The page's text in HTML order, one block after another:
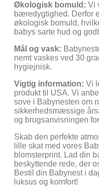
Økologisk bomuld: Vi
bæredygtighed. Derfor
økologisk bomuld,
babys sarte hud og
Mål og vask:
nemt vaskes ved 30
hygiejnisk.
Vigtig information: Vi
produkt til USA. Vi
sove i Babynesten om
sikkerhedsmæssige
og brugsanvisningen
Skab den perfekte
lille skat med vores
blomsterprint. Lad din
beskyttende rede, der
Bestil din Babynest i
luksus og komfort!